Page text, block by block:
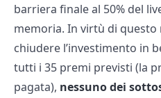
barriera finale al 50% del
memoria. In virtù di questo
chiudere l’investimento in
tutti i 35 premi previsti (la
pagata), nessuno dei